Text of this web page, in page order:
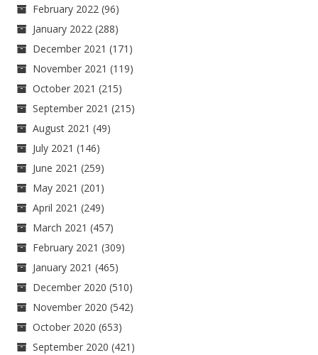
February 2022 (96)
January 2022 (288)
December 2021 (171)
November 2021 (119)
October 2021 (215)
September 2021 (215)
August 2021 (49)
July 2021 (146)
June 2021 (259)
May 2021 (201)
April 2021 (249)
March 2021 (457)
February 2021 (309)
January 2021 (465)
December 2020 (510)
November 2020 (542)
October 2020 (653)
September 2020 (421)